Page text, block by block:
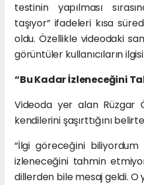
testinin yapılması
taşıyor” ifadeleri kısa
oldu. Özellikle videodaki
görüntüler kullanıcıların
“Bu Kadar İzleneceğini
Videoda yer alan Rüzgar
kendilerini şaşırttığını
“İlgi göreceğini
izleneceğini tahmin
dillerden bile mesaj geldi. O